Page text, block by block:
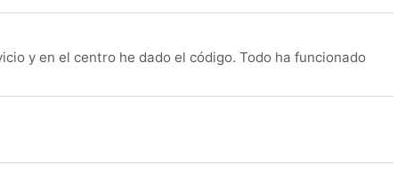
y en el centro he dado el código. Todo ha funcionado